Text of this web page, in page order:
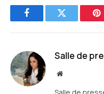
FacebookTwitter
Salle de
Site
Salle de